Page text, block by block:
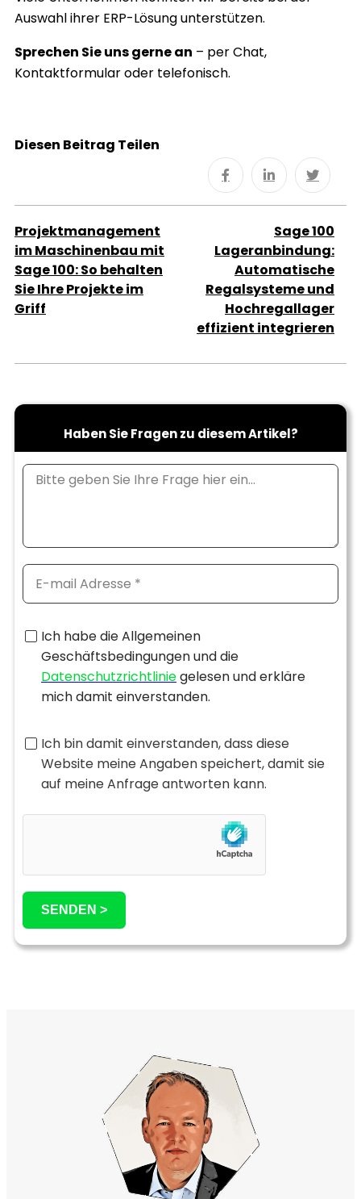
Auswahl ihrer ERP-Lösung unterstützen.
Sprechen Sie uns gerne an – per Chat,
Kontaktformular oder telefonisch.
Diesen Beitrag Teilen
Projektmanagement
im Maschinenbau mit
Sage 100: So behalten
Sie Ihre Projekte im
Griff
Sage 100
Lageranbindung:
Automatische
Regalsysteme und
Hochregallager
effizient integrieren
Haben Sie Fragen zu diesem Artikel?
Ich habe die Allgemeinen
Geschäftsbedingungen und die
Datenschutzrichtliniegelesen und erkläre
mich damit einverstanden.
Ich bin damit einverstanden, dass diese
Website meine Angaben speichert, damit sie
auf meine Anfrage antworten kann.
SENDEN >